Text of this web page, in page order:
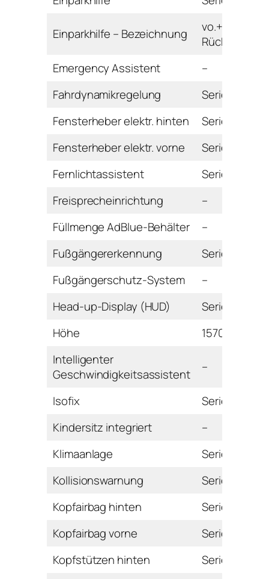
Einparkhilfe – Bezeichnung
vo.+hi. mit
Emergency Assistent
–
Fahrdynamikregelung
Serie
Fensterheber elektr. hinten
Serie
Fensterheber elektr. vorne
Serie
Fernlichtassistent
Serie
Freisprecheinrichtung
–
Füllmenge AdBlue-Behälter
–
Fußgängererkennung
Serie
Fußgängerschutz-System
–
Head-up-Display (HUD)
Serie
Höhe
1570 mm
Intelligenter
Geschwindigkeitsassistent
–
Isofix
Serie
Kindersitz integriert
–
Klimaanlage
Serie
Kollisionswarnung
Serie
Kopfairbag hinten
Serie
Kopfairbag vorne
Serie
Kopfstützen hinten
Serie